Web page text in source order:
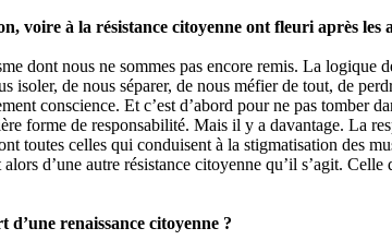
voire à la résistance citoyenne ont fleuri après
dont nous ne sommes pas encore remis. La
isoler, de nous séparer, de nous méfier de tout, de
conscience. Et c’est d’abord pour ne pas tomber
forme de responsabilité. Mais il y a davantage. La
toutes celles qui conduisent à la stigmatisation des
d’une autre résistance citoyenne qu’il s’agit.
renaissance citoyenne ?